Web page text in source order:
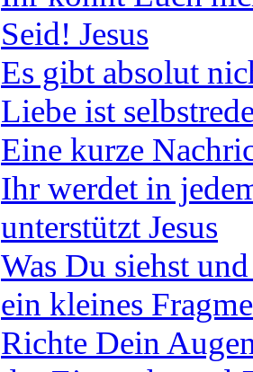
Seid! Jesus
Es gibt absolut
Liebe ist
Eine kurze
Ihr werdet in
unterstützt Jesus
Was Du siehst
ein kleines
Richte Dein